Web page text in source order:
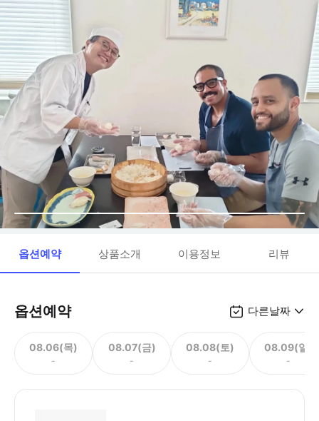
옵션예약 상품소개 이용정보 리뷰
옵션예약 다른날짜
08.06(목)
-
08.07(금)
-
08.08(토)
-
08.09(일)
-